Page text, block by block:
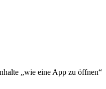
„wie eine App zu öffnen“